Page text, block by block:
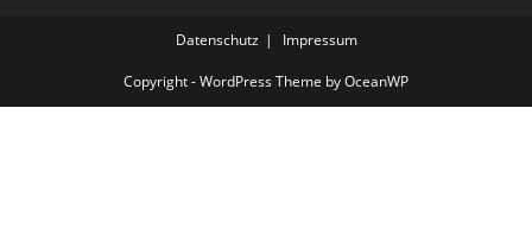
Datenschutz Impressum
Copyright - WordPress Theme by OceanWP